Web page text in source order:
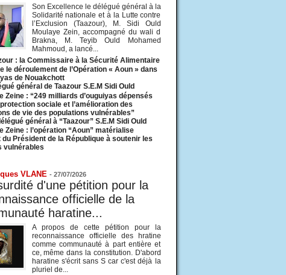
Son Excellence le délégué général à la
Solidarité nationale et à la Lutte contre
l’Exclusion (Taazour), M. Sidi Ould
Moulaye Zein, accompagné du wali d
Brakna, M. Teyib Ould Mohamed
Mahmoud, a lancé...
: la Commissaire à la Sécurité Alimentaire
le déroulement de l’Opération « Aoun » dans
de Nouakchott
général de Taazour S.E.M Sidi Ould
Zeine : “249 milliards d’ouguiyas dépensés
sociale et l’amélioration des
de vie des populations vulnérables”
général à “Taazour” S.E.M Sidi Ould
Zeine : l’opération “Aoun” matérialise
du Président de la République à soutenir les
vulnérables
VLANE - 27/07/2026
d'une pétition pour la
officielle de la
haratine...
A propos de cette pétition pour la
reconnaissance officielle des hratine
comme communauté à part entière et
ce, même dans la constitution. D'abord
haratine s'écrit sans S car c'est déjà la
pluriel de...